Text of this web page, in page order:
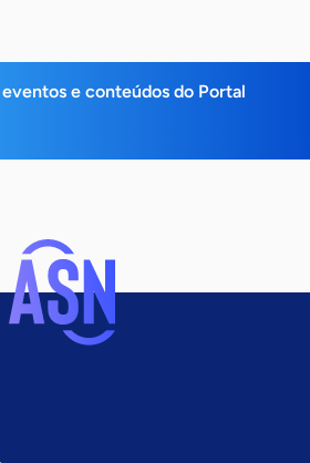
e conteúdos do Portal